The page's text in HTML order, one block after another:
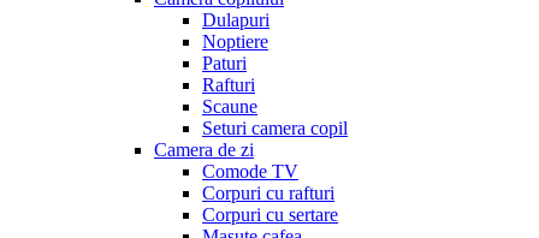
Dulapuri
Noptiere
Paturi
Rafturi
Scaune
Seturi camera copil
Camera de zi
Comode TV
Corpuri cu rafturi
Corpuri cu sertare